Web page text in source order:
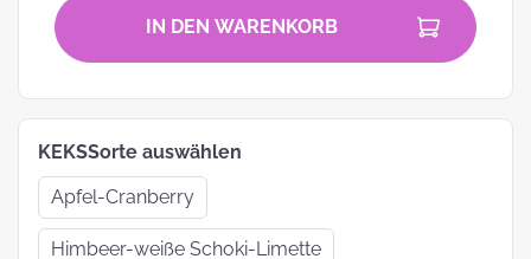
IN DEN WARENKORB
KEKSSorte auswählen
Apfel-Cranberry
Himbeer-weiße Schoki-Limette